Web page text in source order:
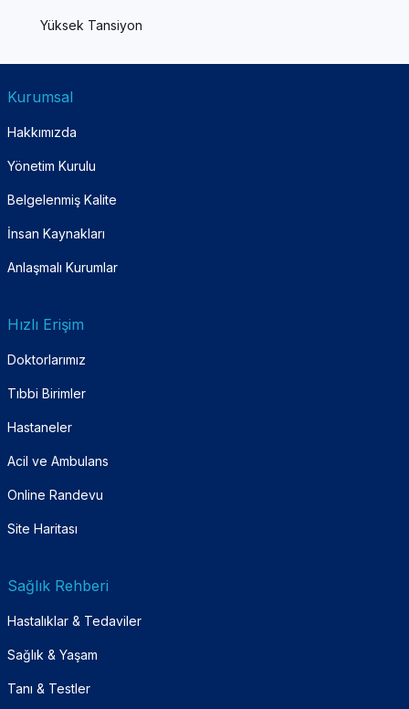
Yüksek Tansiyon
Kurumsal
Hakkımızda
Yönetim Kurulu
Belgelenmiş Kalite
İnsan Kaynakları
Anlaşmalı Kurumlar
Hızlı Erişim
Doktorlarımız
Tıbbi Birimler
Hastaneler
Acil ve Ambulans
Online Randevu
Site Haritası
Sağlık Rehberi
Hastalıklar & Tedaviler
Sağlık & Yaşam
Tanı & Testler